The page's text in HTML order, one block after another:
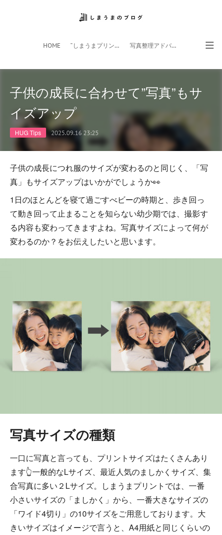
HOME ”しまうまプリント”サイト 写真整理アドバイザー
子供の成長に合わせて”写真”もサ
イズアップ
HUG Tips 2025.09.16 23:25
子供の成長につれ服のサイズが変わるのと同じく、「写
真」もサイズアップはいかがでしょうか👀
1日のほとんどを寝て過ごすべビーの時期と、歩き回っ
て動き回って止まることを知らない幼少期では、撮影す
る内容も変わってきますよね。写真サイズによって何が
変わるのか？をお伝えしたいと思います。
写真サイズの種類
一口に写真と言っても、プリントサイズはたくさんあり
ます👆一般的なLサイズ、最近人気のましかくサイズ、集
合写真に多い２Lサイズ。しまうまプリントでは、一番
小さいサイズの「ましかく」から、一番大きなサイズの
「ワイド4切り」の10サイズをご用意しております。大
きいサイズはイメージで言うと、A4用紙と同じくらいの